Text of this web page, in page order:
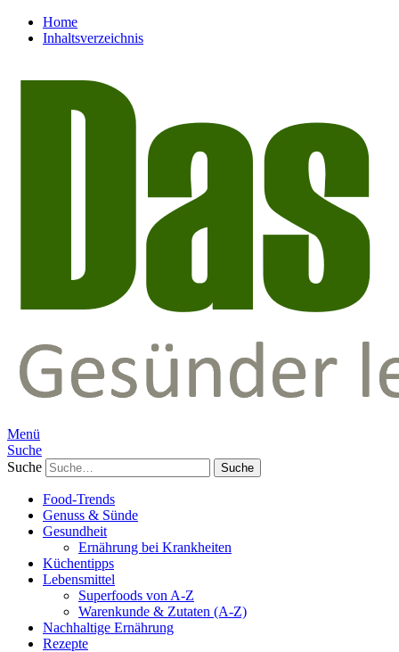
Home
Inhaltsverzeichnis
Menü
Suche
Suche
Food-Trends
Genuss & Sünde
Gesundheit
Ernährung bei Krankheiten
Küchentipps
Lebensmittel
Superfoods von A-Z
Warenkunde & Zutaten (A-Z)
Nachhaltige Ernährung
Rezepte